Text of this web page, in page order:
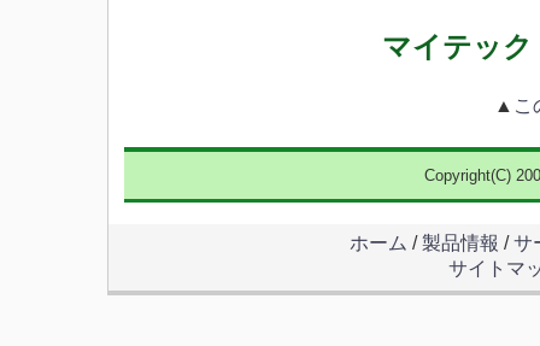
マイテック
▲ こ
Copyright(C)
ホーム /製品情報 /サ
サイトマ